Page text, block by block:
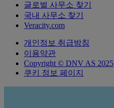
글로벌 사무소 찾기
국내 사무소 찾기
Veracity.com
개인정보 취급방침
이용약관
Copyright © DNV AS 2025
쿠키 정보 페이지